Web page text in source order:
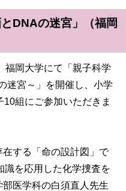
DNAの迷宮」（福岡
福岡大学にて「親子科学
迷宮～」を開催し、小学
組にご参加いただきま
する「命の設計図」で
識を応用した化学捜査を
医学科の白須直人先生